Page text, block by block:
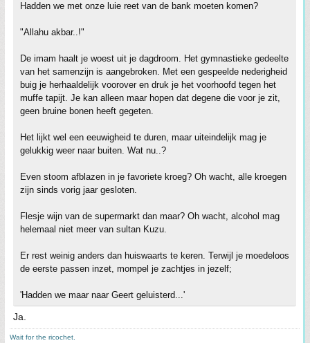
Hadden we met onze luie reet van de bank moeten komen?
"Allahu akbar..!"
De imam haalt je woest uit je dagdroom. Het gymnastieke gedeelte
van het samenzijn is aangebroken. Met een gespeelde nederigheid
buig je herhaaldelijk voorover en druk je het voorhoofd tegen het
muffe tapijt. Je kan alleen maar hopen dat degene die voor je zit,
geen bruine bonen heeft gegeten.
Het lijkt wel een eeuwigheid te duren, maar uiteindelijk mag je
gelukkig weer naar buiten. Wat nu..?
Even stoom afblazen in je favoriete kroeg? Oh wacht, alle kroegen
zijn sinds vorig jaar gesloten.
Flesje wijn van de supermarkt dan maar? Oh wacht, alcohol mag
helemaal niet meer van sultan Kuzu.
Er rest weinig anders dan huiswaarts te keren. Terwijl je moedeloos
de eerste passen inzet, mompel je zachtjes in jezelf;
'Hadden we maar naar Geert geluisterd...'
Ja.
Wait for the ricochet.